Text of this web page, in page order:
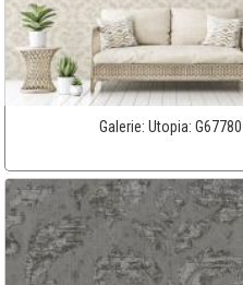
Galerie: Utopia: G67780